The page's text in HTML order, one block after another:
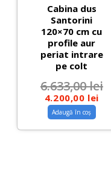
Cabina dus
Santorini
120×70 cm cu
profile aur
periat intrare
pe colt
6.633,00lei
4.200,00 lei
Adaugă în coș